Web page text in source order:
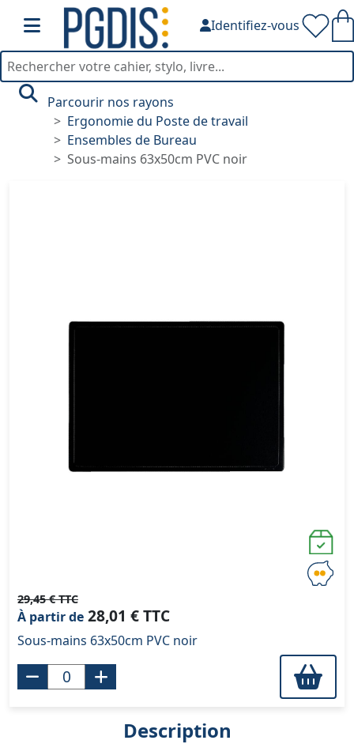
Identifiez-vous
Parcourir nos rayons
Ergonomie du Poste de travail
Ensembles de Bureau
Sous-mains 63x50cm PVC noir
29,45 € TTC
À partir de 28,01 € TTC
Sous-mains 63x50cm PVC noir
Description